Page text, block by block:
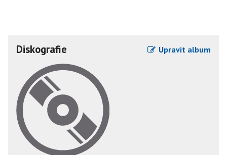
Diskografie Upravit album